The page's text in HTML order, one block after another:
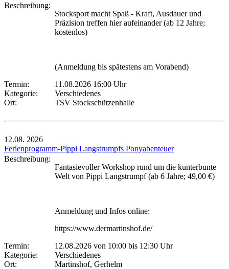
Beschreibung:
Stocksport macht Spaß - Kraft, Ausdauer und
Präzision treffen hier aufeinander (ab 12 Jahre;
kostenlos)
(Anmeldung bis spätestens am Vorabend)
Termin:
11.08.2026 16:00 Uhr
Kategorie:
Verschiedenes
Ort:
TSV Stockschützenhalle
12.08. 2026
Ferienprogramm-Pippi Langstrumpfs Ponyabenteuer
Beschreibung:
Fantasievoller Workshop rund um die kunterbunte
Welt von Pippi Langstrumpf (ab 6 Jahre; 49,00 €)
Anmeldung und Infos online:
https://www.dermartinshof.de/
Termin:
12.08.2026 von 10:00 bis 12:30 Uhr
Kategorie:
Verschiedenes
Ort:
Martinshof, Gerhelm